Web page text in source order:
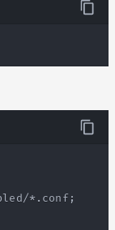
*.conf;